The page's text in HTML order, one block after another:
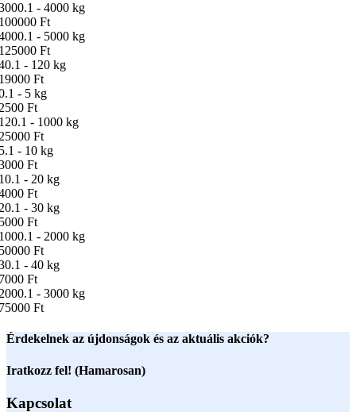
- 4000 kg
Ft
- 5000 kg
Ft
- 120 kg
Ft
- 5 kg
Ft
- 1000 kg
Ft
- 10 kg
Ft
- 20 kg
Ft
- 30 kg
Ft
- 2000 kg
Ft
- 40 kg
Ft
- 3000 kg
Ft
Érdekelnek az újdonságok és az aktuális akciók?
Iratkozz fel! (Hamarosan)
Kapcsolat